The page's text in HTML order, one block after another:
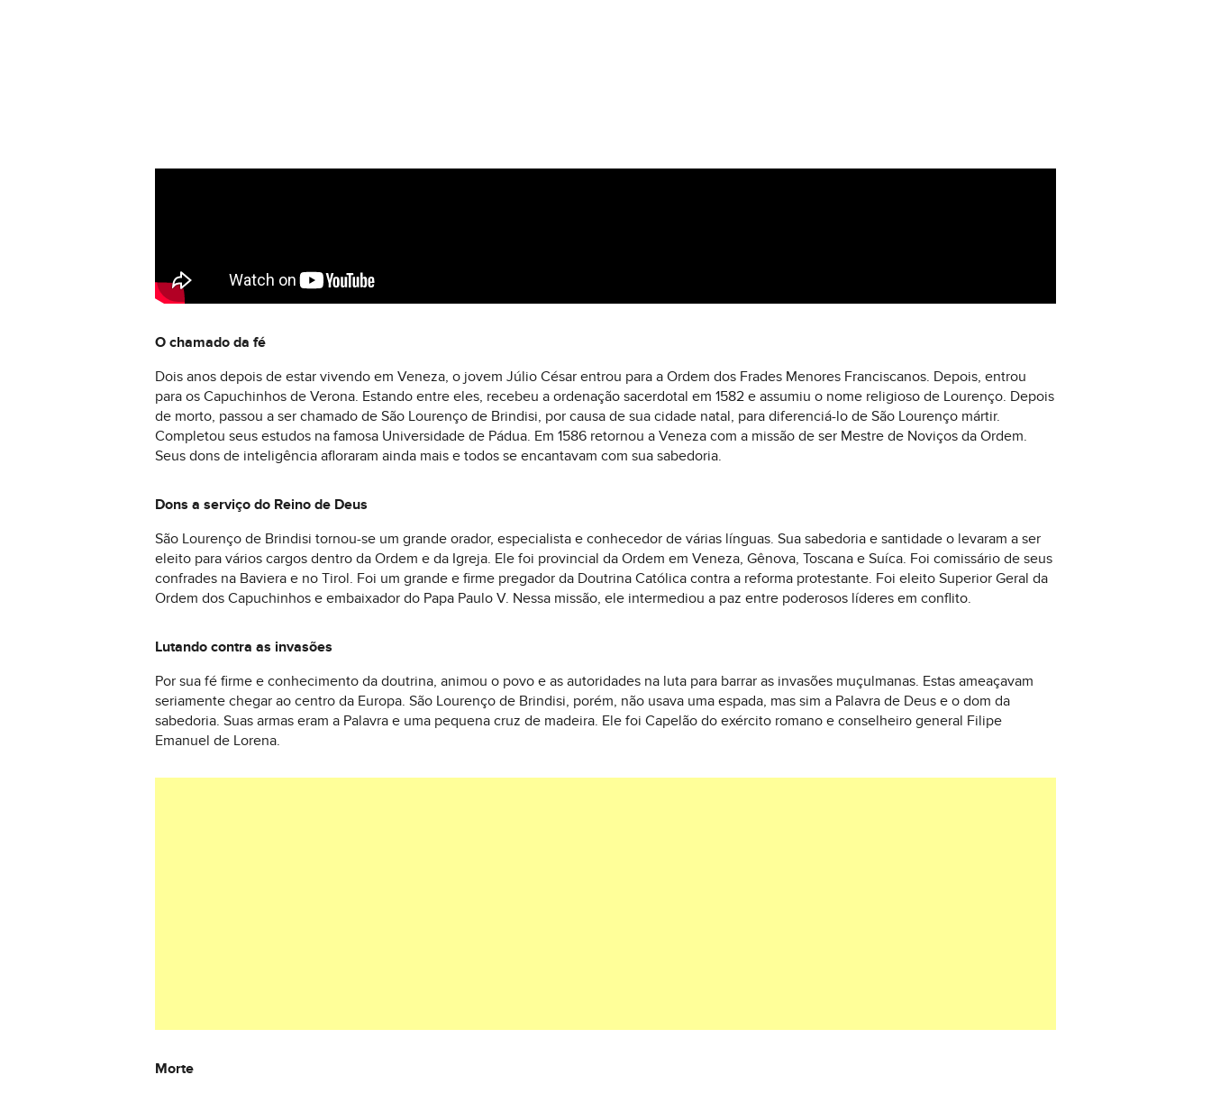
O chamado da fé
Dois anos depois de estar vivendo em Veneza, o jovem Júlio César entrou para a Ordem dos Frades Menores Franciscanos. Depois, entrou
para os Capuchinhos de Verona. Estando entre eles, recebeu a ordenação sacerdotal em 1582 e assumiu o nome religioso de Lourenço. Depois
de morto, passou a ser chamado de São Lourenço de Brindisi, por causa de sua cidade natal, para diferenciá-lo de São Lourenço mártir.
Completou seus estudos na famosa Universidade de Pádua. Em 1586 retornou a Veneza com a missão de ser Mestre de Noviços da Ordem.
Seus dons de inteligência afloraram ainda mais e todos se encantavam com sua sabedoria.
Dons a serviço do Reino de Deus
São Lourenço de Brindisi tornou-se um grande orador, especialista e conhecedor de várias línguas. Sua sabedoria e santidade o levaram a ser
eleito para vários cargos dentro da Ordem e da Igreja. Ele foi provincial da Ordem em Veneza, Gênova, Toscana e Suíca. Foi comissário de seus
confrades na Baviera e no Tirol. Foi um grande e firme pregador da Doutrina Católica contra a reforma protestante. Foi eleito Superior Geral da
Ordem dos Capuchinhos e embaixador do Papa Paulo V. Nessa missão, ele intermediou a paz entre poderosos líderes em conflito.
Lutando contra as invasões
Por sua fé firme e conhecimento da doutrina, animou o povo e as autoridades na luta para barrar as invasões muçulmanas. Estas ameaçavam
seriamente chegar ao centro da Europa. São Lourenço de Brindisi, porém, não usava uma espada, mas sim a Palavra de Deus e o dom da
sabedoria. Suas armas eram a Palavra e uma pequena cruz de madeira. Ele foi Capelão do exército romano e conselheiro general Filipe
Emanuel de Lorena.
Morte